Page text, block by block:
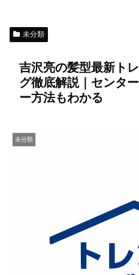
未分類
吉沢亮の髪型最新ト
グ徹底解説｜センタ
ー方法もわかる
未分類